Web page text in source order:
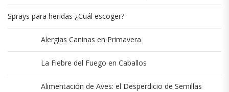
Sprays para heridas ¿Cuál escoger?
Alergias Caninas en Primavera
La Fiebre del Fuego en Caballos
Alimentación de Aves: el Desperdicio de Semillas